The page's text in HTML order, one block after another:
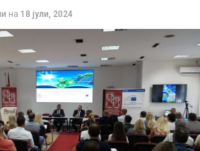
на 18 јули, 2024